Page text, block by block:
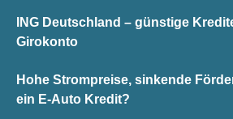
ING Deutschland – günstige
Girokonto
Hohe Strompreise, sinkende
ein E-Auto Kredit?